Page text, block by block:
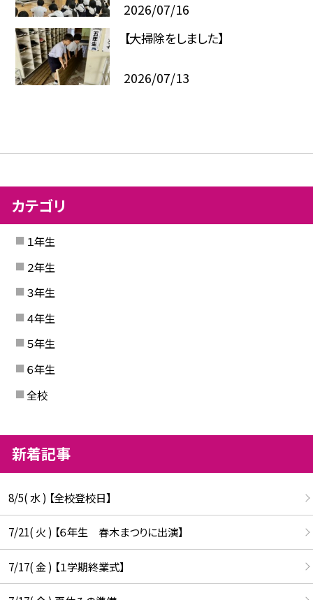
2026/07/16
【大掃除をしました】
2026/07/13
カテゴリ
１年生
２年生
３年生
４年生
５年生
６年生
全校
新着記事
8/5( 水 ) 【全校登校日】
7/21( 火 ) 【６年生 春木まつりに出演】
7/17( 金 ) 【１学期終業式】